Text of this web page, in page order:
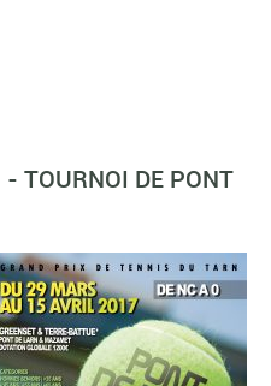
TOURNOI DE PONT